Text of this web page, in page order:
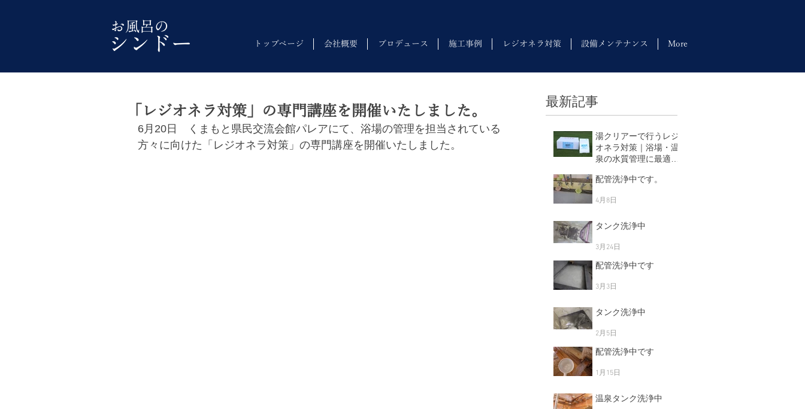
トップページ 会社概要 プロデュース 施工事例 レジオネラ対策 設備メンテナンス More
「レジオネラ対策」の専門講座を開催いたしました。
6月20日　くまもと県民交流会館パレアにて、浴場の管理を担当されている
方々に向けた「レジオネラ対策」の専門講座を開催いたしました。
最新記事
湯クリアーで行うレジ
オネラ対策｜浴場・温
泉の水質管理に最適な
5月11日
配管洗浄中です。
4月8日
タンク洗浄中
3月24日
配管洗浄中です
3月3日
タンク洗浄中
2月5日
配管洗浄中です
1月15日
温泉タンク洗浄中